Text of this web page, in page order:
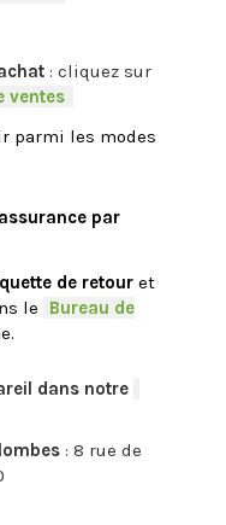
: cliquez sur
ventes
parmi les modes
par
de retour et
le
Bureau de
dans notre
: 8 rue de